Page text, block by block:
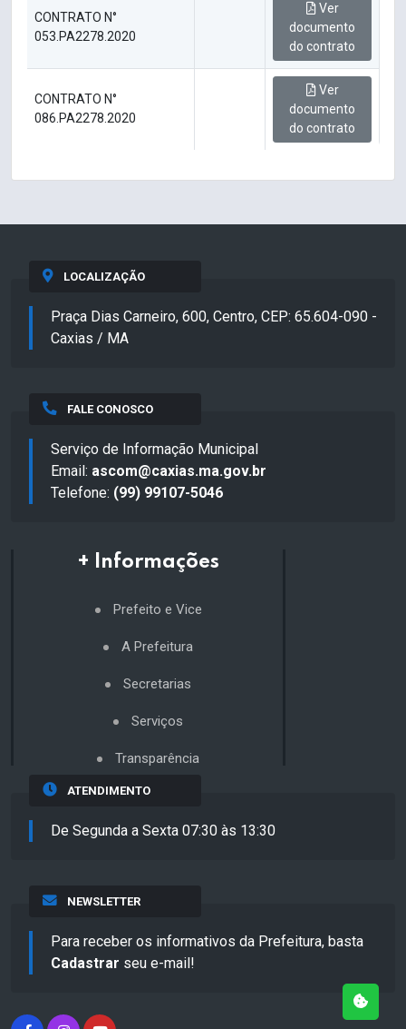
CONTRATO N°
053.PA2278.2020
Ver
documento
do contrato
CONTRATO N°
086.PA2278.2020
Ver
documento
do contrato
LOCALIZAÇÃO
Praça Dias Carneiro, 600, Centro, CEP: 65.604-090 -
Caxias / MA
FALE CONOSCO
Serviço de Informação Municipal
Email: ascom@caxias.ma.gov.br
Telefone: (99) 99107-5046
+ Informações
Prefeito e Vice
A Prefeitura
Secretarias
Serviços
Transparência
ATENDIMENTO
De Segunda a Sexta 07:30 às 13:30
NEWSLETTER
Para receber os informativos da Prefeitura, basta
Cadastrar seu e-mail!